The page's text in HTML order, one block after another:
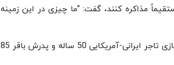
مذاکره کنند، گفت: "ما چیزی در این زمینه
به نوشته رویترز، چهار شهروند آمریکایی زندانی در ایران شامل سیامک نمازی تاجر ایرانی-آمریکایی 50 ساله و پدرش باقر 85